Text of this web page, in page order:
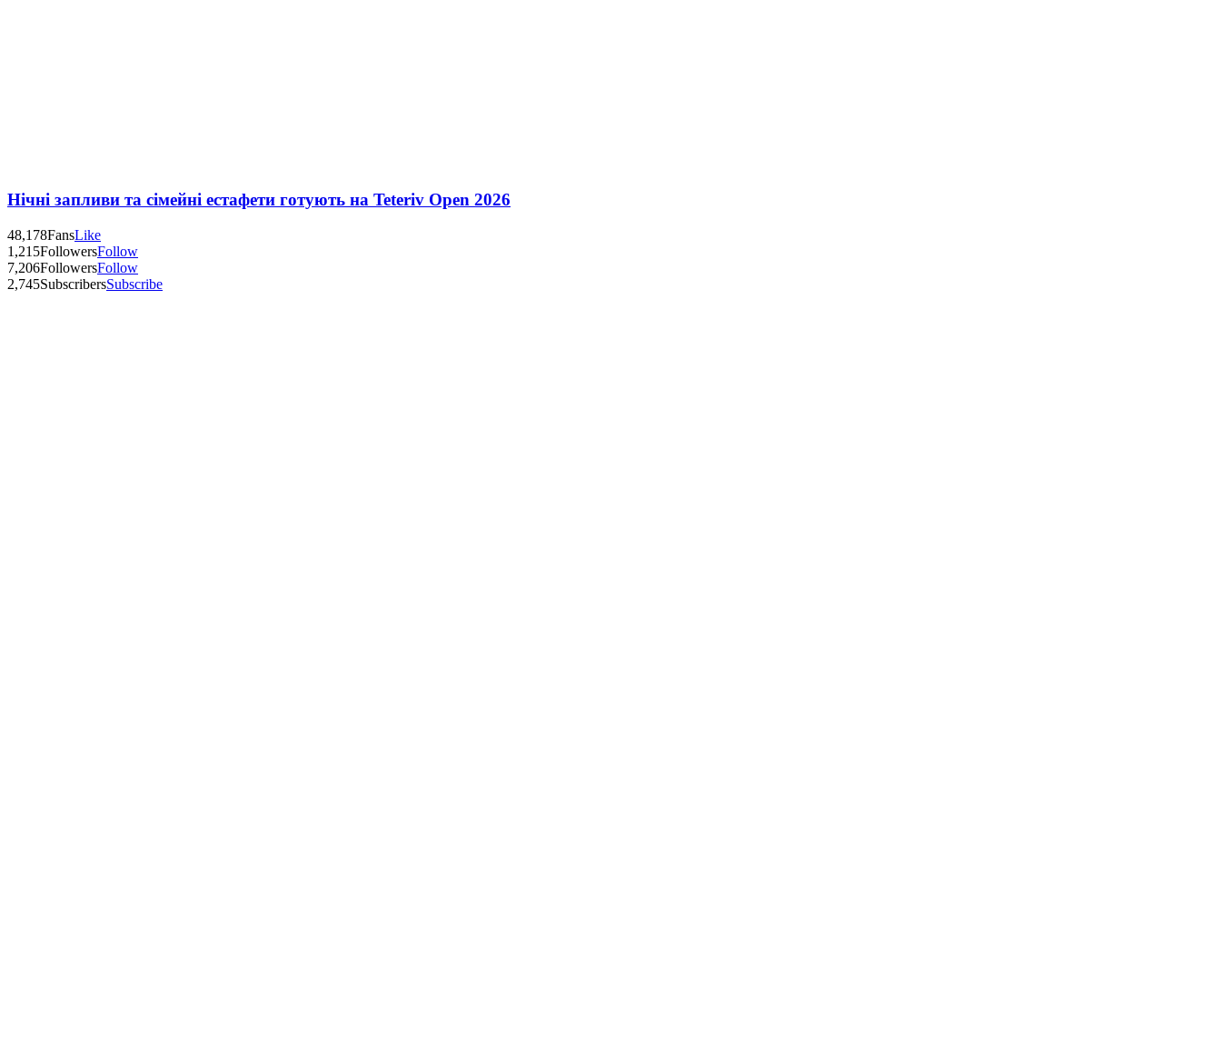
Нічні запливи та сімейні естафети готують на Teteriv Open 2026
48,178FansLike
1,215FollowersFollow
7,206FollowersFollow
2,745SubscribersSubscribe